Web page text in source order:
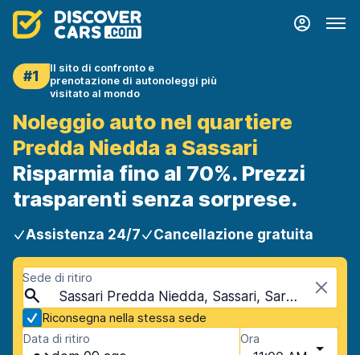
#1
Il sito di confronto e
prenotazione di autonoleggi più
visitato al mondo
Noleggio auto nel quartiere
Predda Niedda a Sassari
Risparmia fino al 70%. Prezzi
trasparenti senza sorprese.
Assistenza 24/7 Cancellazione gratuita
Sede di ritiro
Sassari Predda Niedda, Sassari, Sardegna
Riconsegna nella stessa sede
Data di ritiro
Ora